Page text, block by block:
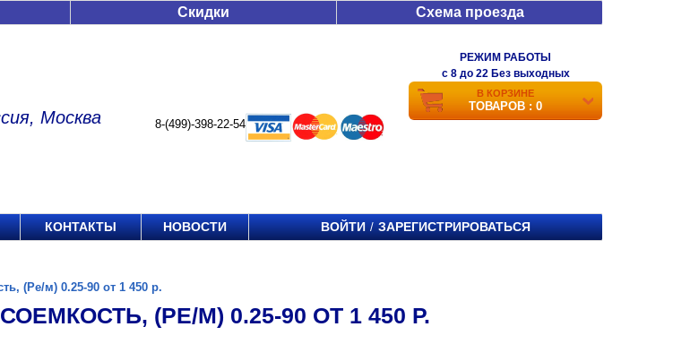
Скидки Схема проезда
Москва 8-(499)-398-22-54
РЕЖИМ РАБОТЫ
c 8 до 22 Без выходных
В КОРЗИНЕ
ТОВАРОВ : 0
КОНТАКТЫ НОВОСТИ ВОЙТИ / ЗАРЕГИСТРИРОВАТЬСЯ
(Ре/м) 0.25-90 от 1 450 р.
(РЕ/М) 0.25-90 ОТ 1 450 Р.